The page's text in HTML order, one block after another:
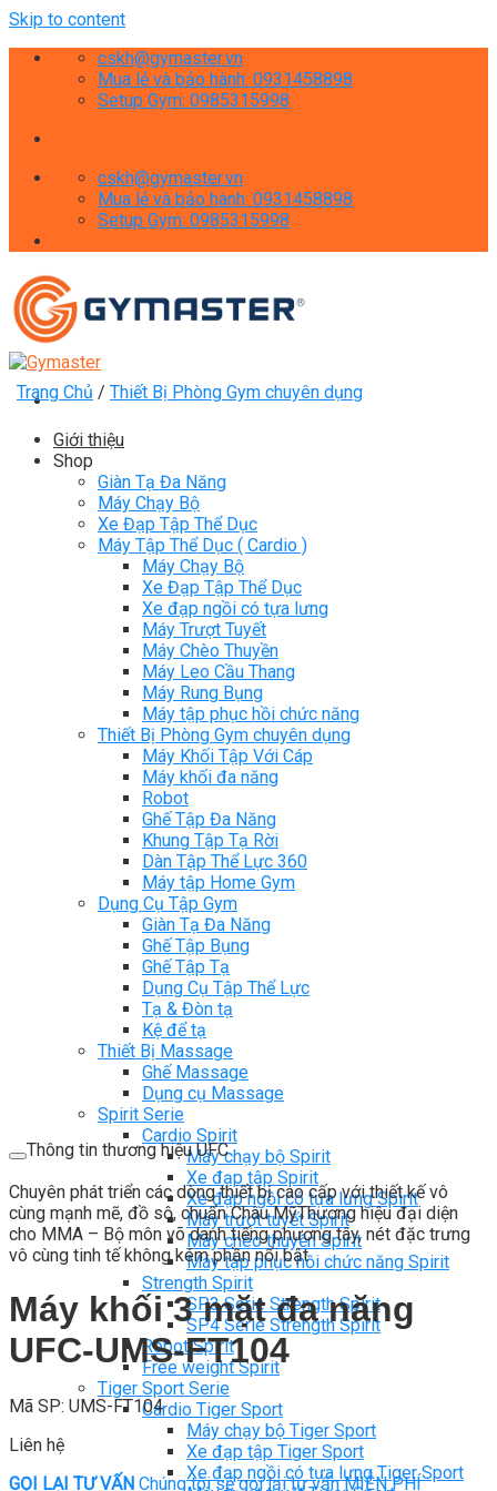
Skip to content
cskh@gymaster.vn
Mua lẻ và bảo hành: 0931458898
Setup Gym: 0985315998
cskh@gymaster.vn
Mua lẻ và bảo hành: 0931458898
Setup Gym: 0985315998
Giới thiệu
Shop
Giàn Tạ Đa Năng
Máy Chạy Bộ
Xe Đạp Tập Thể Dục
Máy Tập Thể Dục ( Cardio )
Máy Chạy Bộ
Xe Đạp Tập Thể Dục
Xe đạp ngồi có tựa lưng
Máy Trượt Tuyết
Máy Chèo Thuyền
Máy Leo Cầu Thang
Máy Rung Bụng
Máy tập phục hồi chức năng
Thiết Bị Phòng Gym chuyên dụng
Máy Khối Tập Với Cáp
Máy khối đa năng
Robot
Ghế Tập Đa Năng
Khung Tập Tạ Rời
Dàn Tập Thể Lực 360
Máy tập Home Gym
Dụng Cụ Tập Gym
Giàn Tạ Đa Năng
Ghế Tập Bụng
Ghế Tập Tạ
Dụng Cụ Tập Thể Lực
Tạ & Đòn tạ
Kệ để tạ
Thiết Bị Massage
Ghế Massage
Dụng cụ Massage
Spirit Serie
Cardio Spirit
Máy chạy bộ Spirit
Xe đạp tập Spirit
Xe đạp ngồi có tựa lưng Spirit
Máy trượt tuyết Spirit
Máy chèo thuyền Spirit
Máy tập phục hồi chức năng Spirit
Strength Spirit
SP3 Serie Strength Spirit
SP4 Serie Strength Spirit
Robot Spirit
Free weight Spirit
Tiger Sport Serie
Cardio Tiger Sport
Máy chạy bộ Tiger Sport
Xe đạp tập Tiger Sport
Xe đạp ngồi có tựa lưng Tiger Sport
Trang Chủ / Thiết Bị Phòng Gym chuyên dụng
Thông tin thương hiệu UFC
Chuyên phát triển các dòng thiết bị cao cấp với thiết kế vô
cùng mạnh mẽ, đồ sộ, chuẩn Châu MỹThương hiệu đại diện
cho MMA – Bộ môn võ danh tiếng phương tây, nét đặc trưng
vô cùng tinh tế không kém phần nổi bật
Máy khối 3 mặt đa năng
UFC-UMS-FT104
Mã SP: UMS-FT104
Liên hệ
GỌI LẠI TƯ VẤN Chúng tôi sẽ gọi lại tư vấn MIỄN PHÍ